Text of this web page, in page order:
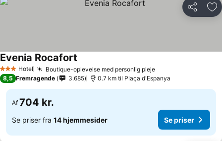
Del
3 StjernerHotel Boutique-oplevelse med personlig pleje
Evenia Rocafort
8,5 Fremragende 3.685 0.7 km til Plaça d'Espanya
Af 704 kr.
Se priser fra 14 hjemmesider Se priser